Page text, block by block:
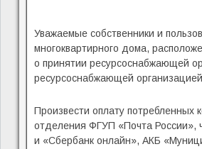
Уважаемые собственники и
многоквартирного дома,
о принятии ресурсоснабжающей
ресурсоснабжающей
Произвести оплату потребленных
отделения ФГУП «Почта России»,
и «Сбербанк онлайн», АКБ